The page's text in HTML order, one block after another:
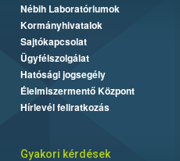
Nébih Laboratóriumok
Kormányhivatalok
Sajtókapcsolat
Ügyfélszolgálat
Hatósági jogsegély
Élelmiszermentő Központ
Hírlevél feliratkozás
Gyakori kérdések